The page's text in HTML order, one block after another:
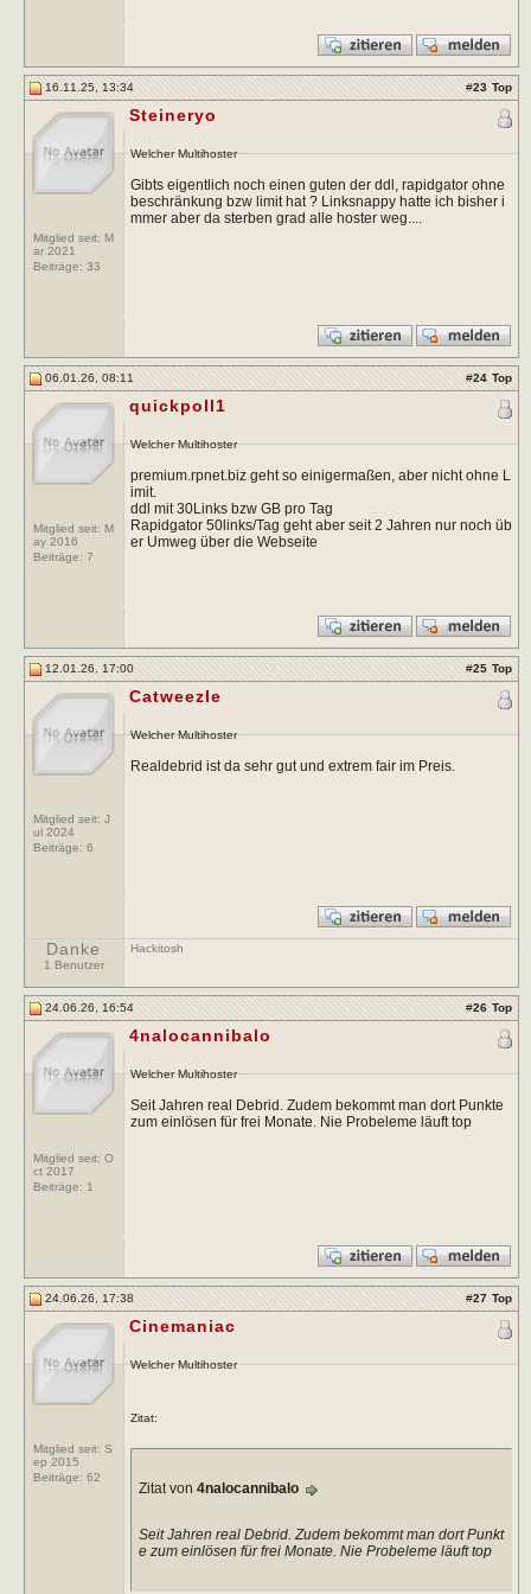
16.11.25, 13:34 #23 Top
Mitglied seit: M
ar 2021
Beiträge: 33
Steineryo
Welcher Multihoster
Gibts eigentlich noch einen guten der ddl, rapidgator ohne
beschränkung bzw limit hat ? Linksnappy hatte ich bisher i
mmer aber da sterben grad alle hoster weg....
06.01.26, 08:11 #24 Top
Mitglied seit: M
ay 2016
Beiträge: 7
quickpoll1
Welcher Multihoster
premium.rpnet.biz geht so einigermaßen, aber nicht ohne L
imit.
ddl mit 30Links bzw GB pro Tag
Rapidgator 50links/Tag geht aber seit 2 Jahren nur noch üb
er Umweg über die Webseite
12.01.26, 17:00 #25 Top
Mitglied seit: J
ul 2024
Beiträge: 6
Catweezle
Welcher Multihoster
Realdebrid ist da sehr gut und extrem fair im Preis.
Danke
1 Benutzer
Hackitosh
24.06.26, 16:54 #26 Top
Mitglied seit: O
ct 2017
Beiträge: 1
4nalocannibalo
Welcher Multihoster
Seit Jahren real Debrid. Zudem bekommt man dort Punkte
zum einlösen für frei Monate. Nie Probeleme läuft top
24.06.26, 17:38 #27 Top
Mitglied seit: S
ep 2015
Beiträge: 62
Cinemaniac
Welcher Multihoster
Zitat:
Zitat von 4nalocannibalo
Seit Jahren real Debrid. Zudem bekommt man dort Punkt
e zum einlösen für frei Monate. Nie Probeleme läuft top